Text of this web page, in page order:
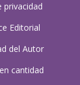
privacidad
Editorial
del Autor
cantidad